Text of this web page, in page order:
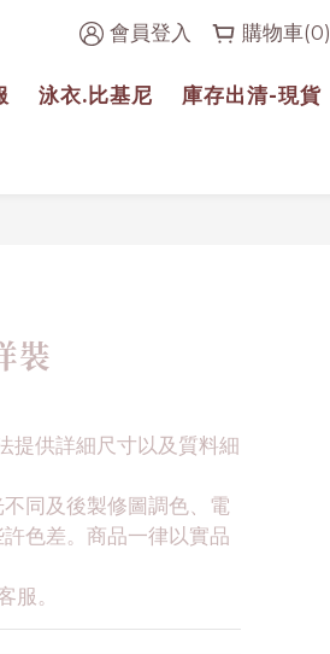
會員登入 購物車(0)
泳衣.比基尼 庫存出清-現貨
裝
提供詳細尺寸以及質料細
同及後製修圖調色、電
色差。商品一律以實品
服。